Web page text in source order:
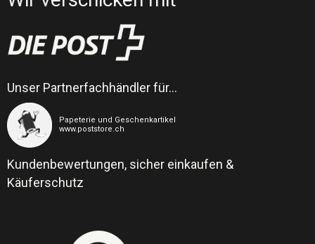
Unser Partnerfachhändler für…
Papeterie und Geschenkartikel
www.poststore.ch
Kundenbewertungen, sicher einkaufen &
Käuferschutz